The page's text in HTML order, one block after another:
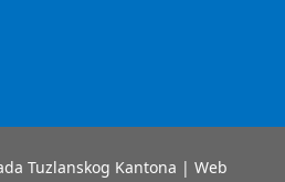
Tuzlanskog Kantona | Web